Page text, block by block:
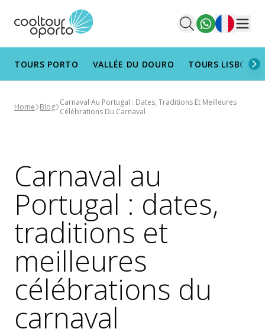
Français
TOURS PORTO VALLÉE DU DOURO TOURS
Home Blog Carnaval Au Portugal : Dates, Traditions Et Meilleures
Célébrations Du Carnaval
Carnaval au
Portugal : dates,
traditions et
meilleures
célébrations du
carnaval